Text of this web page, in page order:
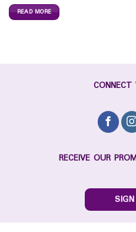
READ MORE
RECEIVE OUR